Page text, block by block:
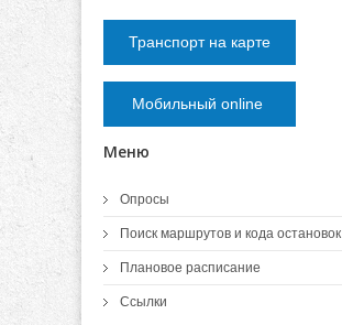
Транспорт на карте
Мобильный online
Меню
Опросы
Поиск маршрутов и кода остановок
Плановое расписание
Ссылки